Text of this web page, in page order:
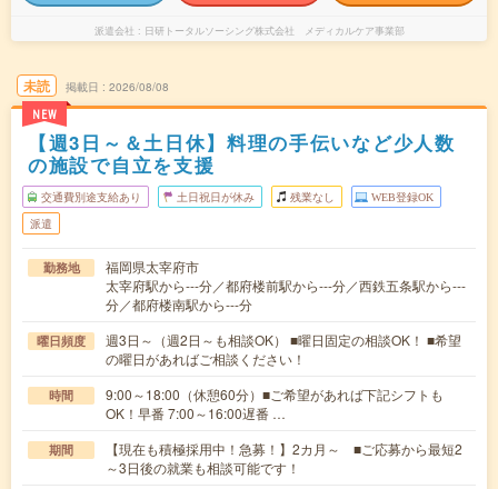
派遣会社 日研トータルソーシング株式会社 メディカルケア事業部
未読
NEW
掲載日 2026/08/08
【週3日～＆土日休】料理の手伝いなど少人数
の施設で自立を支援
交通費別途支給あり 土日祝日が休み 残業なし WEB登録OK
派遣
勤務地
福岡県太宰府市
太宰府駅から---分／都府楼前駅から---分／西鉄五条駅から---
分／都府楼南駅から---分
曜日頻度
週3日～（週2日～も相談OK） ■曜日固定の相談OK！ ■希望
の曜日があればご相談ください！
時間
9:00～18:00（休憩60分）■ご希望があれば下記シフトも
OK！早番 7:00～16:00遅番 …
期間
【現在も積極採用中！急募！】2カ月～ ■ご応募から最短2
～3日後の就業も相談可能です！